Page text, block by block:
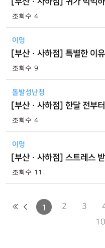
4
이명
9
돌발성난청
[부산 · 사하점] 한달 전부
4
이명
11
1 2 3
10